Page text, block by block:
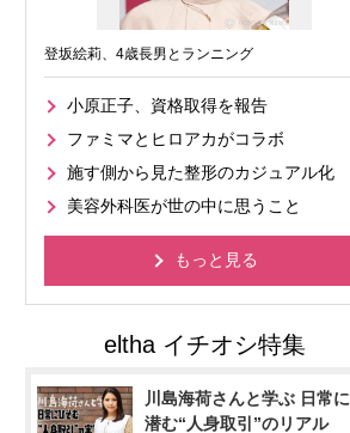
登坂絵莉、4歳長男とランニング
小原正子、資格取得を報告
ファミマとヒロアカがコラボ
施す側から見た整形のカジュアル化
美容外科医が世の中に思うこと
もっと見る
川島海荷さんと学ぶ 日常に
潜む“人身取引”のリアル